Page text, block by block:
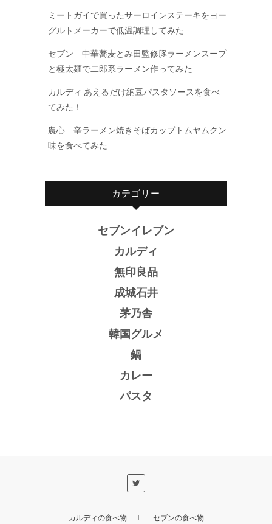
ミートガイで買ったサーロインステーキをヨー
グルトメーカーで低温調理してみた
セブン 中華蕎麦とみ田監修豚ラーメンスープ
と極太麺で二郎系ラーメン作ってみた
カルディ あえるだけ納豆パスタソースを食べ
てみた！
農心 辛ラーメン焼きそばカップトムヤムクン
味を食べてみた
カテゴリー
セブンイレブン
カルディ
無印良品
成城石井
茅乃舎
韓国グルメ
鍋
カレー
パスタ
カルディの食べ物 セブンの食べ物